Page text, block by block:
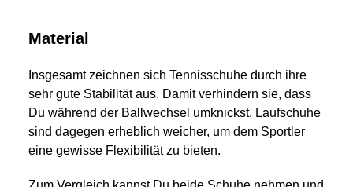
Material
Insgesamt zeichnen sich Tennisschuhe durch ihre
sehr gute Stabilität aus. Damit verhindern sie, dass
Du während der Ballwechsel umknickst. Laufschuhe
sind dagegen erheblich weicher, um dem Sportler
eine gewisse Flexibilität zu bieten.